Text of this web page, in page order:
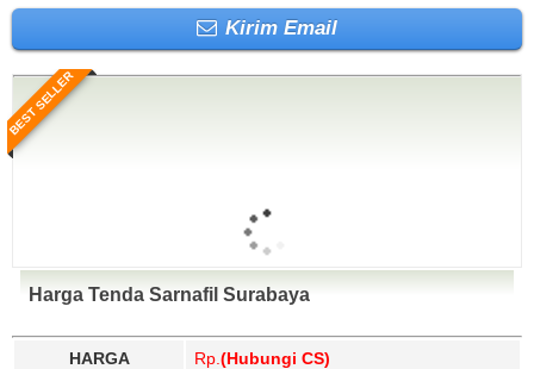
Kirim Email
BEST SELLER
Harga Tenda Sarnafil Surabaya
HARGA Rp. (Hubungi CS)